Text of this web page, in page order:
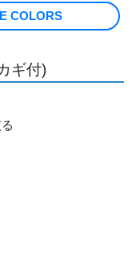
COLORS
ギ付)